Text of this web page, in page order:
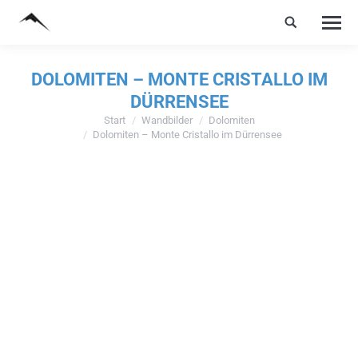
DOLOMITEN – MONTE CRISTALLO IM
DÜRRENSEE
Sie befinden sich hier:
Start Wandbilder
Dolomiten
Dolomiten – Monte Cristallo im Dürrensee